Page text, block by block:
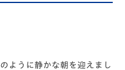
ように静かな朝を迎えまし